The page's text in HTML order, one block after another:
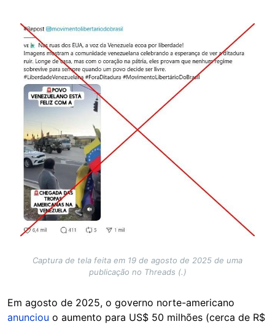
Image
Captura de tela feita em 19 de agosto de 2025 de uma
publicação no Threads (.)
Em agosto de 2025, o governo norte-americano
anunciou o aumento para US$ 50 milhões (cerca de R$